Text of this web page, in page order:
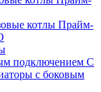
котлы Прайм-
подключением C
c боковым